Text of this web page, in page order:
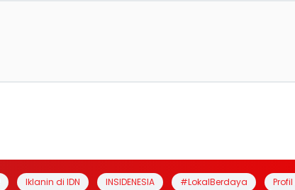
Iklanin di IDN INSIDENESIA #LokalBerdaya